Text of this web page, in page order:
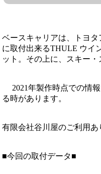
ベースキャリアは、トヨ
に取付出来るTHULE ウイ
ット。その上に、スキー
2021年製作時点での情
る時があります。
有限会社谷川屋のご利用あ
■今回の取付データ■